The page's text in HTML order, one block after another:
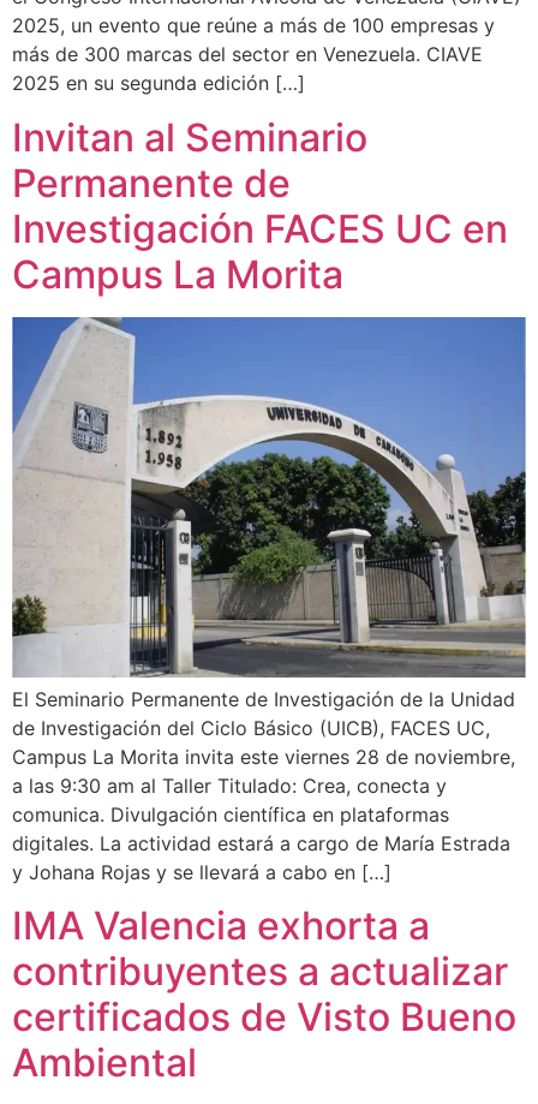
2025, un evento que reúne a más de 100 empresas y
más de 300 marcas del sector en Venezuela. CIAVE
2025 en su segunda edición […]
Invitan al Seminario
Permanente de
Investigación FACES UC en
Campus La Morita
El Seminario Permanente de Investigación de la Unidad
de Investigación del Ciclo Básico (UICB), FACES UC,
Campus La Morita invita este viernes 28 de noviembre,
a las 9:30 am al Taller Titulado: Crea, conecta y
comunica. Divulgación científica en plataformas
digitales. La actividad estará a cargo de María Estrada
y Johana Rojas y se llevará a cabo en […]
IMA Valencia exhorta a
contribuyentes a actualizar
certificados de Visto Bueno
Ambiental